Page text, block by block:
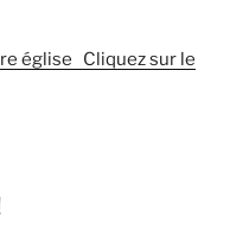
église Cliquez sur le